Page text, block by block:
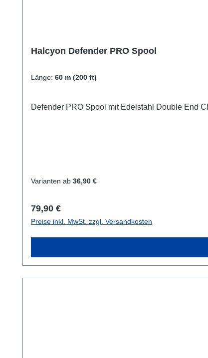
Halcyon Defender PRO Spool
Länge: 60 m (200 ft)
Defender PRO Spool mit Edelstahl Double End
Varianten ab 36,90 €
Regulärer Preis:
79,90 €
Preise inkl. MwSt. zzgl. Versandkosten